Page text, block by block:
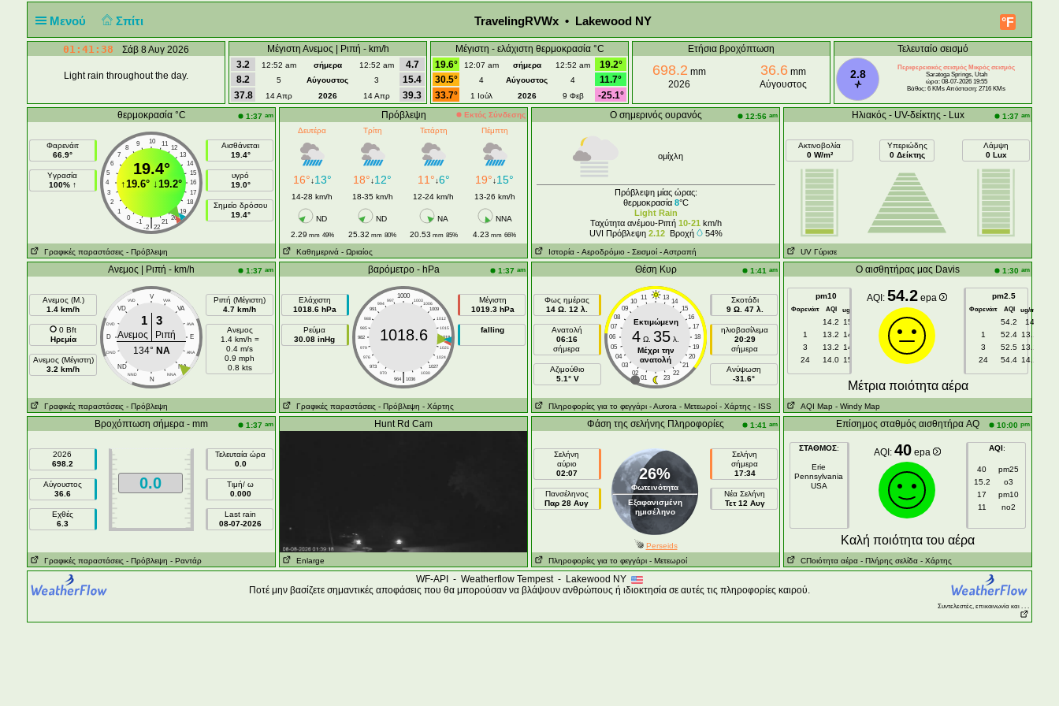
Μενού Σπίτι °F
TravelingRVWx • Lakewood NY
01:41:38 Σάβ 8 Αυγ 2026
Light rain throughout the day.
Μέγιστη Ανεμος | Ριπή - km/h
3.2
12:52 am σήμερα 12:52 am
4.7
8.2
5 Αύγουστος 3
15.4
37.8
14 Απρ 2026 14 Απρ 39.3
Μέγιστη - ελάχιστη θερμοκρασία °C
19.6°
12:07 am σήμερα 12:52 am
19.2°
30.5°
4 Αύγουστος 4
11.7°
33.7°
1 Ιούλ 2026 9 Φεβ -25.1°
Ετήσια βροχόπτωση
698.2 mm
2026
36.6 mm
Αύγουστος
Τελευταίο σεισμό
2.8
Περιφερειακός σεισμός Μικρός σεισμός
Saratoga Springs, Utah
ώρα: 08-07-2026 19:55
Βάθος: 6 KMs Απόσταση: 2716 KMs
θερμοκρασία °C 1:37 am
Φαρενάιτ
66.9°
Υγρασία
100% ↑
10
9 11
8
12
7
13
6
14
5
15
4
16
3
17
2
18
1
19
0
20
-1 21
|
-2 22
19.4°
↑19.6° ↓19.2°
Αισθάνεται
19.4°
υγρό
19.0°
Σημείο δρόσου
19.4°
Γραφικές παραστάσεις - Πρόβλεψη
Πρόβλεψη
Εκτός Σύνδεσης
Δευτέρα
Τρίτη Τετάρτη Πέμπτη
16°↓13° 18°↓12° 11°↓6° 19°↓15°
14-28 km/h 18-35 km/h 12-24 km/h 13-26 km/h
ND ND NA
NNA
2.29 mm 49% 25.32 mm 80% 20.53 mm 85% 4.23 mm 66%
Καθημερινά - Ωριαίος
Ο σημερινός ουρανός 12:56 am
ομίχλη
Πρόβλεψη μίας ώρας:
θερμοκρασία 8°C
Light Rain
Ταχύτητα ανέμου-Ριπή 10-21 km/h
UVI Πρόβλεψη 2.12Βροχή 54%
Ιστορία - Aεροδρόμιο - Σεισμοί - Αστραπή
Ηλιακός - UV-δείκτης - Lux 1:37 am
Ακτινοβολία
0 W/m²
Υπεριώδης
0 Δείκτης
Λάμψη
0 Lux
UV Γύρισε
Ανεμος | Ριπή - km/h 1:37 am
Ανεμος (Μ.)
1.4 km/h
0 Bft
Ηρεμία
Ανεμος (Μέγιστη)
3.2 km/h
V
VVD VVA
VD VA
DVD AVA
D E
DND ANA
ND NA
NND NNA
N
1 3
Ανεμος
Ριπή
134° NA
Ριπή (Μέγιστη)
4.7 km/h
Ανεμος
1.4 km/h =
0.4 m/s
0.9 mph
0.8 kts
Γραφικές παραστάσεις - Πρόβλεψη
βαρόμετρο - hPa 1:37 am
Ελάχιστη
1018.6 hPa
Ρεύμα
30.08 inHg
1000
997 1003
994
1006
991
1009
988
1012
985
1015
982
1018
979
1021
976
1024
973
1027
970
1030
|
964 1036
1018.6
Μέγιστη
1019.3 hPa
falling
Γραφικές παραστάσεις - Πρόβλεψη - Χάρτης
Θέση Κυρ 1:41 am
Φως ημέρας
14 Ω. 12 λ.
Ανατολή
06:16
σήμερα
Aζιμούθιο
5.1° V
11 13
10
14
09
15
08
16
07
17
06
18
05
19
04
20
03
21
02
22
01 23
Εκτιμώμενη
4 Ω. 35 λ.
Μέχρι την
ανατολή
Σκοτάδι
9 Ω. 47 λ.
ηλιοβασίλεμα
20:29
σήμερα
Ανύψωση
-31.6°
Πληροφορίες για το φεγγάρι - Αυrora - Μετεωροί - Χάρτης - ISS
Ο αισθητήρας μας Davis 1:30 am
pm10
Φαρενάιτ AQI ug/m
14.2
15.3
1
13.2
14.3
3
13.2
14.2
24
14.0 15.1
AQI: 54.2 epa pm2.5
Φαρενάιτ AQI ug/m
54.2
14
1
52.4 13.1
3
52.5 13.1
24
54.4 14.1
Μέτρια ποιότητα αέρα
AQI Map - Windy Map
Βροχόπτωση σήμερα - mm 1:37 am
2026
698.2
Αύγουστος
36.6
Εχθές
6.3
0.0
Τελευταία ώρα
0.0
Τιμή/ ω
0.000
Last rain
08-07-2026
Γραφικές παραστάσεις - Πρόβλεψη - Ραντάρ
Hunt Rd Cam
Enlarge
Φάση της σελήνης Πληροφορίες 1:41 am
Σελήνη
αύριο
02:07
Πανσέληνος
Παρ 28 Αυγ
26%
Φωτεινότητα
Εξαφανισμένη
ημισέληνο
Σελήνη
σήμερα
17:34
Νέα Σελήνη
Τετ 12 Αυγ
Perseids
Πληροφορίες για το φεγγάρι - Μετεωροί
Επίσημος σταθμός αισθητήρα AQ 10:00 pm
ΣΤΑΘΜΟΣ:
Erie
Pennsylvania
USA
AQI: 40 epa AQI:
40
pm25
15.2
o3
17
pm10
11
no2
Kαλή ποιότητα του αέρα
CΠοιότητα αέρα - Πλήρης σελίδα - Χάρτης
WF-API - Weatherflow Tempest - Lakewood NY
Ποτέ μην βασίζετε σημαντικές αποφάσεις που θα μπορούσαν να βλάψουν ανθρώπους ή ιδιοκτησία σε αυτές τις πληροφορίες καιρού.
Συντελεστές, επικοινωνία και . . .